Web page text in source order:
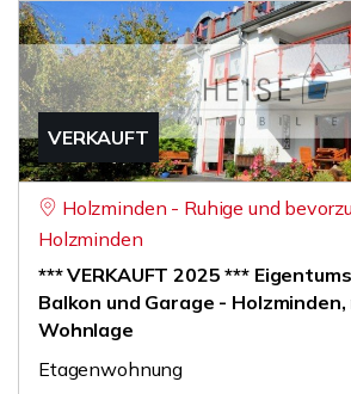
VERKAUFT
Holzminden - Ruhige und
Holzminden
*** VERKAUFT 2025 ***
Balkon und Garage -
Wohnlage
Etagenwohnung